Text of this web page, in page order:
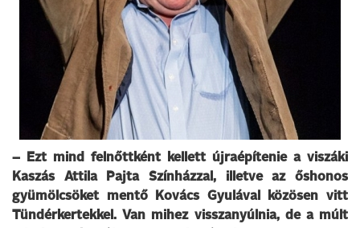
– Ezt mind felnőttként kellett újraépítenie a viszáki
Kaszás Attila Pajta Színházzal, illetve az őshonos
gyümölcsöket mentő Kovács Gyulával közösen vitt
Tündérkertekkel. Van mihez visszanyúlnia, de a múlt